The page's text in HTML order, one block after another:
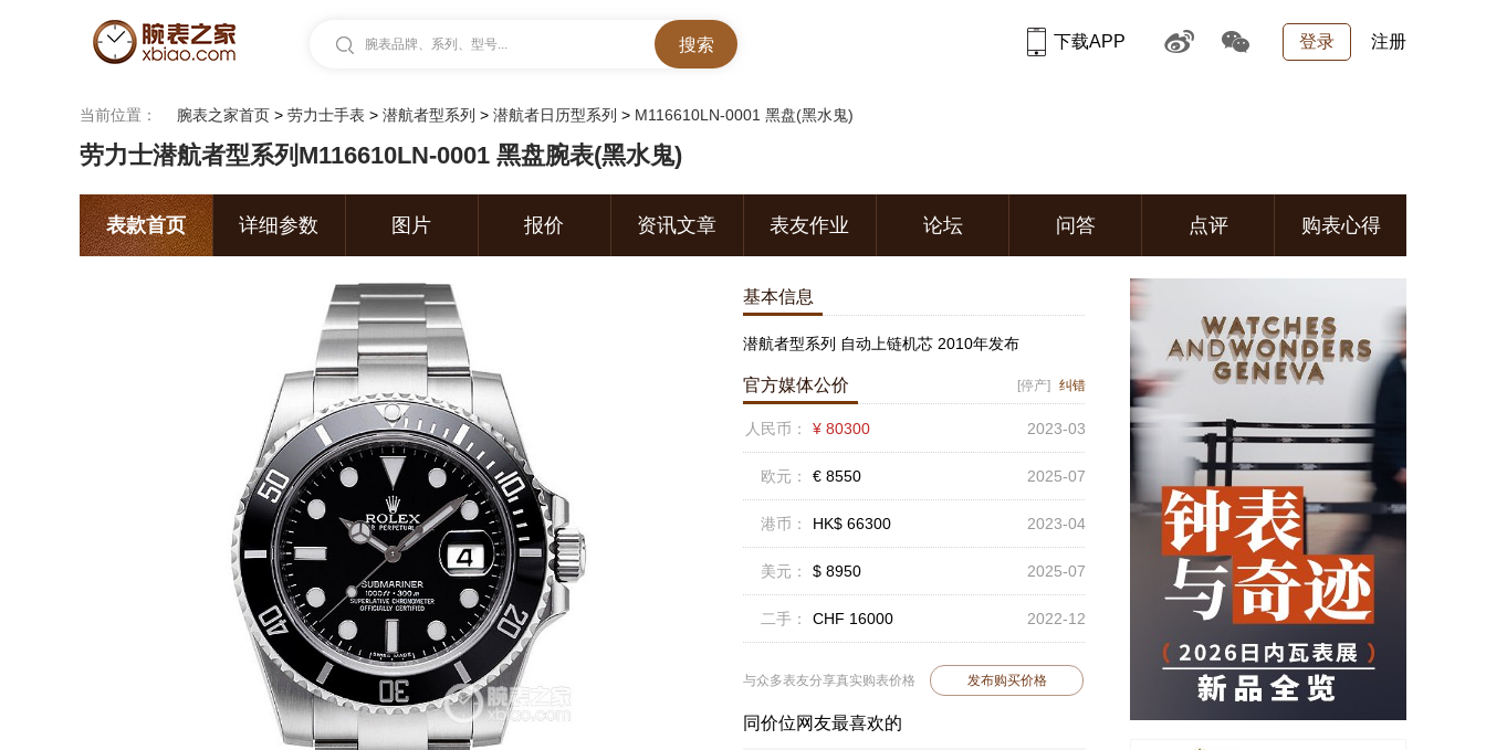
腕表品牌、系列、型号... 登录 注册
下载APP
当前位置： 腕表之家首页 > 劳力士手表 > 潜航者型系列 > 潜航者日历型系列 > M116610LN-0001 黑盘(黑水鬼)
劳力士潜航者型系列M116610LN-0001 黑盘腕表(黑水鬼)
表款首页 详细参数 图片 报价 资讯文章 表友作业 论坛 问答 点评 购表心得
基本信息
潜航者型系列 自动上链机芯 2010年发布
官方媒体公价 [停产] 纠错
人民币： ¥ 80300 2023-03
欧元： € 8550 2025-07
港币： HK$ 66300 2023-04
美元： $ 8950 2025-07
二手： CHF 16000 2022-12
与众多表友分享真实购表价格 发布购买价格
同价位网友最喜欢的